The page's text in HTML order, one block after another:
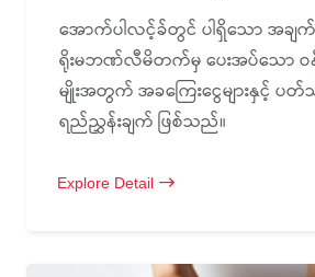
အောက်ပါလင့်ခ်တွင် ပါရှိသော အခ
ရိုးမဘဏ်လီမိတက်မှ ပေးအပ်သော ဝ
မျိုးအတွက် အခကြေးငွေများနှင့်
ရည်ညွှန်းချက် ဖြစ်သည်။
Explore Detail